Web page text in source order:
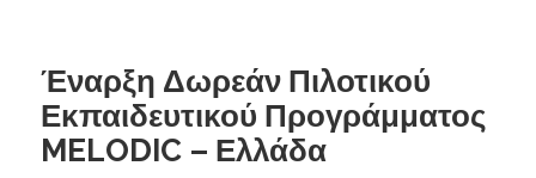
Έναρξη Δωρεάν Πιλοτικού
Εκπαιδευτικού Προγράμματος
MELODIC – Ελλάδα